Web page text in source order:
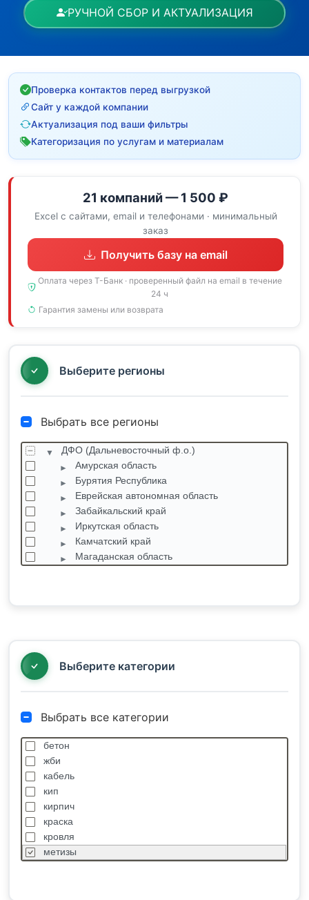
РУЧНОЙ СБОР И АКТУАЛИЗАЦИЯ
Проверка контактов перед выгрузкой
Сайт у каждой компании
Актуализация под ваши фильтры
Категоризация по услугам и материалам
21 компаний — 1 500 ₽
Excel с сайтами, email и телефонами · минимальный
заказ
Получить базу на email
Оплата через Т-Банк · проверенный файл на email в течение
24 ч
Гарантия замены или возврата
Выберите регионы
Выбрать все регионы
ДФО (Дальневосточный ф.о.)
Амурская область
Бурятия Республика
Еврейская автономная область
Забайкальский край
Иркутская область
Камчатский край
Магаданская область
Выберите категории
Выбрать все категории
бетон
жби
кабель
кип
кирпич
краска
кровля
метизы